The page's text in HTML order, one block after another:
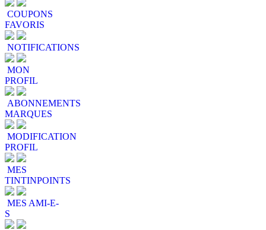
COUPONS
FAVORIS
NOTIFICATIONS
MON
PROFIL
ABONNEMENTS
MARQUES
MODIFICATION
PROFIL
MES
TINTINPOINTS
MES AMI-E-
S